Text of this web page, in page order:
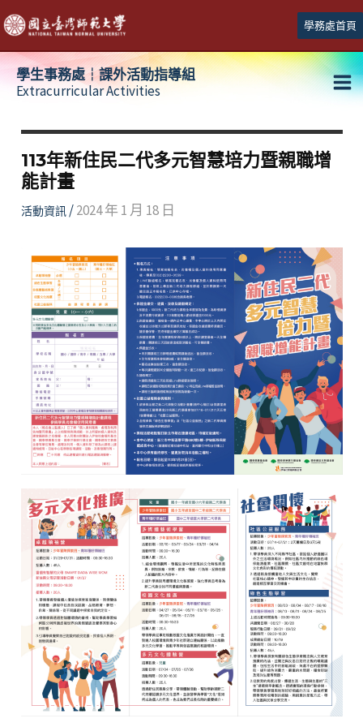
跳
至
主
學務處首頁
學生事務處┆課外活動指導組
Extracurricular Activities
113年新住民二代多元智慧培力暨親職增
能計畫
活動資訊/2024 年 1 月 18 日